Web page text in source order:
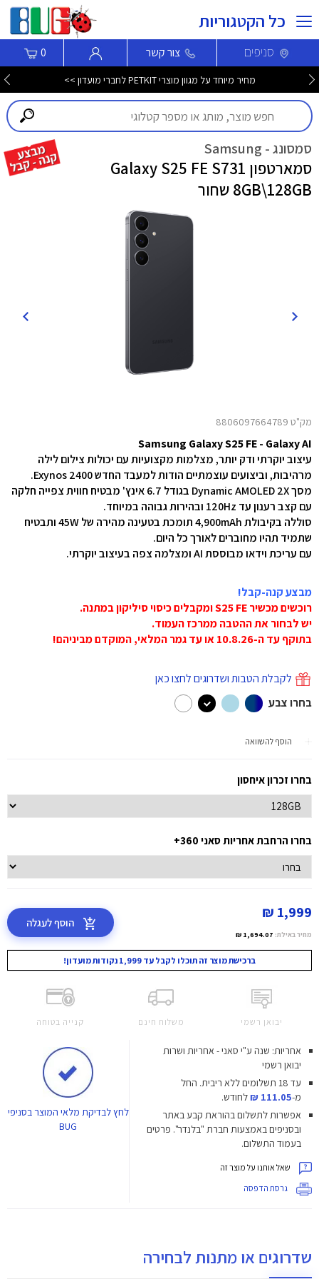
כל הקטגוריות
סניפים צור קשר 0
מחיר מיוחד על מגוון מוצרי PETKIT לחברי מועדון >>
סמסונג - Samsung
סמארטפון Galaxy S25 FE S731
8GB\128GB שחור
מק"ט 8806097664789
Samsung Galaxy S25 FE - Galaxy AI
עיצוב יוקרתי ודק יותר, מצלמות מקצועיות עם יכולות צילום לילה
מרהיבות, וביצועים עוצמתיים הודות למעבד החדש Exynos 2400.
מסך Dynamic AMOLED 2X בגודל 6.7 אינץ' מבטיח חווית צפייה חלקה
עם קצב רענון עד 120Hz ובהירות גבוהה במיוחד.
סוללה בקיבולת 4,900mAh תומכת בטעינה מהירה של 45W ותבטיח
שתמיד תהיו מחוברים לאורך כל היום.
עם עריכת וידאו מבוססת AI ומצלמה צפה בעיצוב יוקרתי.
מבצע קנה-קבל!
רוכשים מכשיר S25 FE ומקבלים כיסוי סיליקון במתנה.
יש לבחור את ההטבה ממרכז העמוד.
בתוקף עד ה-10.8.26 או עד גמר המלאי, המוקדם מביניהם!
לקבלת הטבות ושדרוגים לחצו כאן
בחרו צבע
הוסף להשוואה
בחרו זכרון איחסון
בחרו הרחבת אחריות סאני 360+
1,999 ₪
מחיר באילת: 1,694.07 ₪
הוסף לעגלה
ברכישת מוצר זה תוכלו לקבל עד 1,999 נקודות מועדון!
יבואן רשמי משלוח חינם קנייה בטוחה
אחריות: שנה ע"י סאני - אחריות ושרות
יבואן רשמי
עד 18 תשלומים ללא ריבית.
החל
מ-111.05 ₪
לחודש.
אפשרות לתשלום בהוראת קבע באתר
ובסניפים באמצעות חברת "בלנדר". פרטים
בעמוד התשלום.
שאל אותנו על מוצר זה
גרסת הדפסה
לחץלבדיקת מלאי המוצר בסניפי
BUG
שדרוגים או מתנות לבחירה